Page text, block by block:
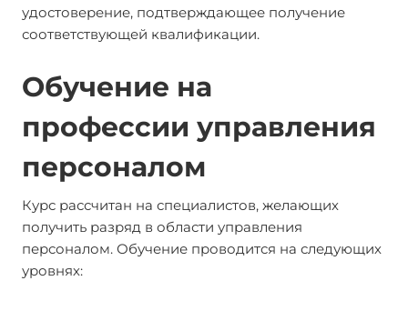
удостоверение, подтверждающее получение
соответствующей квалификации.
Обучение на
профессии управления
персоналом
Курс рассчитан на специалистов, желающих
получить разряд в области управления
персоналом. Обучение проводится на следующих
уровнях: